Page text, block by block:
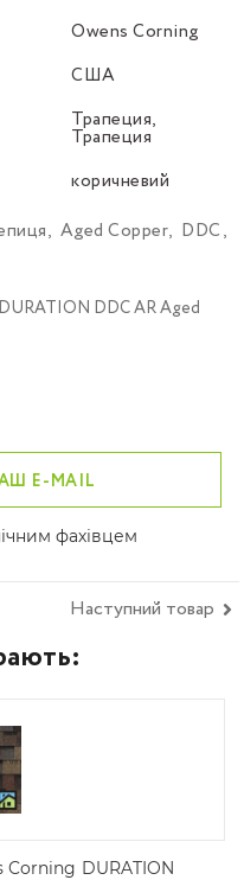
Owens Corning
США
Трапеция,
Трапеция
коричневий
, Aged Copper, DDC,
DDC AR Aged
E-MAIL
фахівцем
Наступний товар
Corning DURATION